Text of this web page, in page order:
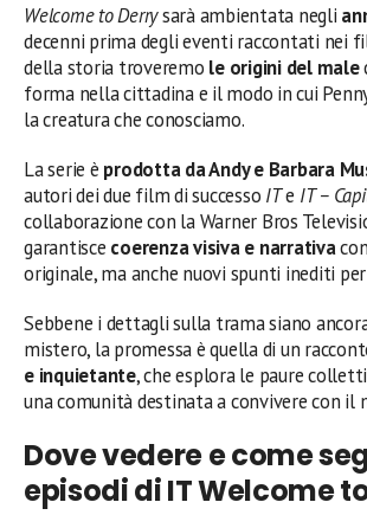
Welcome to Derrysarà ambientata negli
decenni prima degli eventi raccontati nei
della storia troveremo le origini del male
forma nella cittadina e il modo in cui
la creatura che conosciamo.
La serie è prodotta da Andy e Barbara
autori dei due film di successo ITe IT –
collaborazione con la Warner Bros
garantisce coerenza visiva e narrativa
originale, ma anche nuovi spunti inediti
Sebbene i dettagli sulla trama siano
mistero, la promessa è quella di un
e inquietante, che esplora le paure
una comunità destinata a convivere con il
Dove vedere e come
episodi di IT Welcome